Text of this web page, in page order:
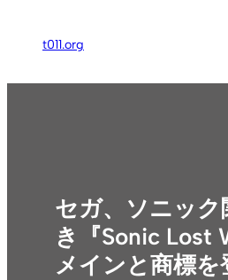
ス
t011.org
セガ、ソニック
き『Sonic Lost
メインと商標を